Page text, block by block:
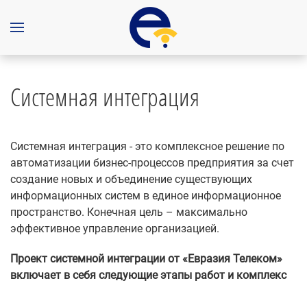
Системная интеграция
Системная интеграция - это комплексное решение по
автоматизации бизнес-процессов предприятия за счет
создание новых и объединение существующих
информационных систем в единое информационное
пространство. Конечная цель – максимально
эффективное управление организацией.
Проект системной интеграции от «Евразия Телеком»
включает в себя следующие этапы работ и комплекс